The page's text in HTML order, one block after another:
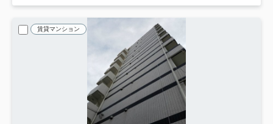
賃貸マンション